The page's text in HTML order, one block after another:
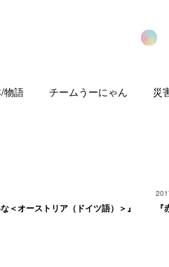
物語 チームうーにゃん 災
＜オーストリア（ドイツ語）＞』